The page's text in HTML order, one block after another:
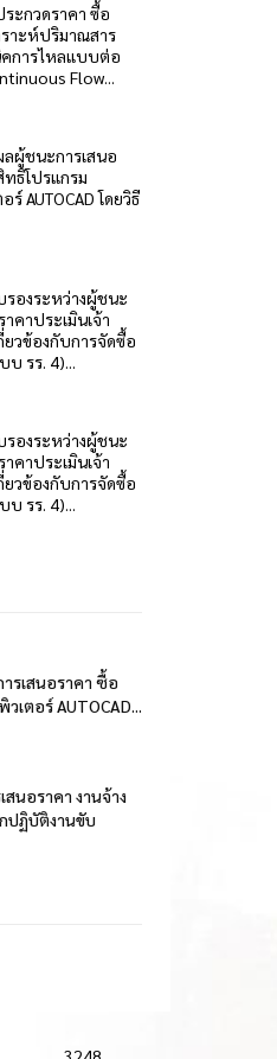
ะกวดราคา ซื้อ
ราะห์ปริมาณสาร
การไหลแบบต่อ
Flow...
ผู้ชนะการเสนอ
ทธิโปรแกรม
ร์ AUTOCAD โดยวิธี
รองระหว่างผู้ชนะ
าคาประเมินเจ้า
วข้องกับการจัดซื้อ
บ รร. 4)...
รองระหว่างผู้ชนะ
าคาประเมินเจ้า
วข้องกับการจัดซื้อ
บ รร. 4)...
รเสนอราคา ซื้อ
เตอร์ AUTOCAD...
นอราคา งานจ้าง
ปฏิบัติงานขับ